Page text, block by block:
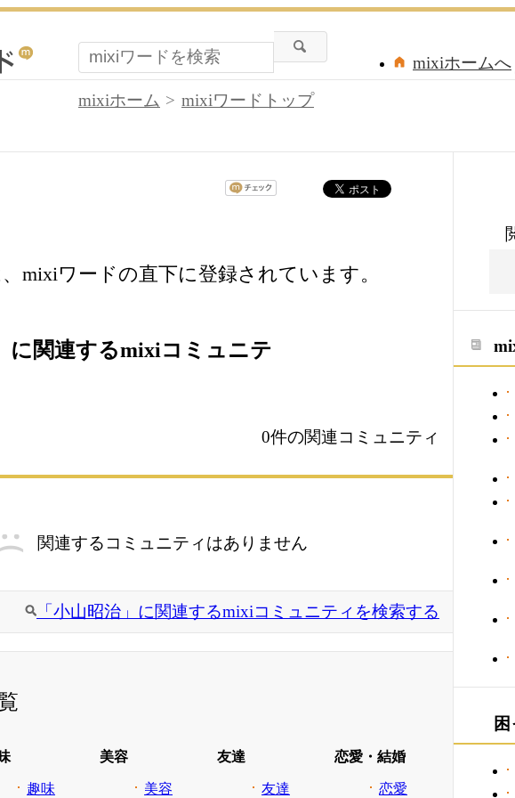
mixiホームへ
mixiホーム
mixiワードトップ
、mixiワードの直下に登録されています。
に関連するmixiコミュニテ
0件の関連コミュニティ
関連するコミュニティはありません
「小山昭治」に関連するmixiコミュニティを検索する
趣味
美容
美容
友達
友達
恋愛・結婚
恋愛